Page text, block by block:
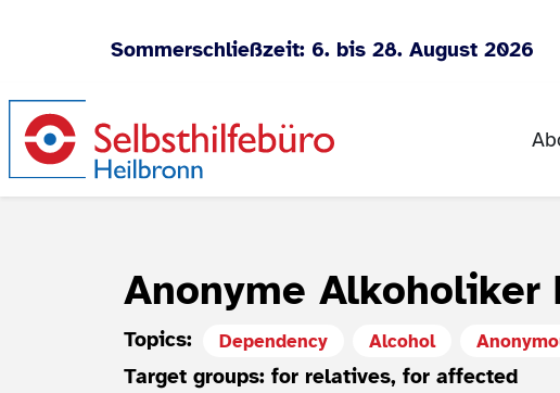
Jump to content
Sommerschließzeit: 6. bis 28. August 2026
Anonyme Alkoholiker
Topics: Dependency Alcohol
Target groups: for relatives, for affected